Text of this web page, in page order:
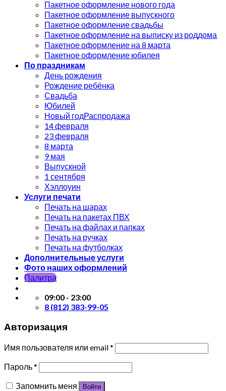
Пакетное оформление нового года
Пакетное оформление выпускного
Пакетное оформление свадьбы
Пакетное оформление на выписку из роддома
Пакетное оформление на 8 марта
Пакетное оформление юбилея
По праздникам
День рождения
Рождение ребёнка
Свадьба
Юбилей
Новый год
14 февраля
23 февраля
8 марта
9 мая
Выпускной
1 сентября
Хэллоуин
Услуги печати
Печать на шарах
Печать на пакетах ПВХ
Печать на файлах и папках
Печать на ручках
Печать на футболках
Дополнительные услуги
Фото наших оформлений
Палитра
09:00 - 23:00
8 (812) 383-99-05
Авторизация
Имя пользователя или email*
Пароль*
Запомнить меня
Войти